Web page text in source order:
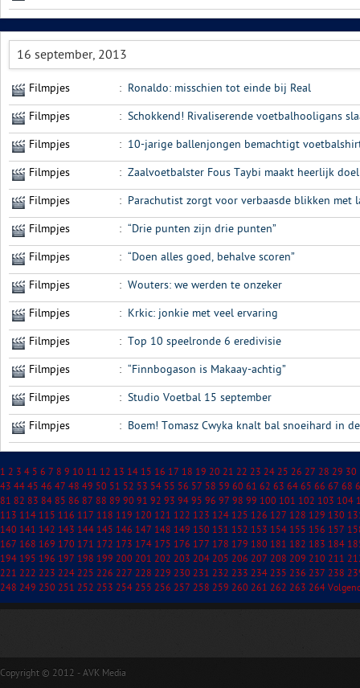
16 september, 2013
Filmpjes : Ronaldo: misschien tot einde bij Real
Filmpjes : Schokkend! Rivaliserende voetbalhooligans
Filmpjes : 10-jarige ballenjongen bemachtigt
Filmpjes : Zaalvoetbalster Fous Taybi maakt heerlijk
Filmpjes : Parachutist zorgt voor verbaasde blikken
Filmpjes : “Drie punten zijn drie punten”
Filmpjes : “Doen alles goed, behalve scoren”
Filmpjes : Wouters: we werden te onzeker
Filmpjes : Krkic: jonkie met veel ervaring
Filmpjes : Top 10 speelronde 6 eredivisie
Filmpjes : “Finnbogason is Makaay-achtig”
Filmpjes : Studio Voetbal 15 september
Filmpjes : Boem! Tomasz Cwyka knalt bal snoeihard in
1 2 3 4 5 6 7 8 9 10 11 12 13 14 15 16 17 18 19 20 21 22 23 24 25 26 27 28 29 30
43 44 45 46 47 48 49 50 51 52 53 54 55 56 57 58 59 60 61 62 63 64 65 66 67 68
81 82 83 84 85 86 87 88 89 90 91 92 93 94 95 96 97 98 99 100 101 102 103 104
113 114 115 116 117 118 119 120 121 122 123 124 125 126 127 128 129 130
140 141 142 143 144 145 146 147 148 149 150 151 152 153 154 155 156 157
167 168 169 170 171 172 173 174 175 176 177 178 179 180 181 182 183 184
194 195 196 197 198 199 200 201 202 203 204 205 206 207 208 209 210 211
221 222 223 224 225 226 227 228 229 230 231 232 233 234 235 236 237 238
248 249 250 251 252 253 254 255 256 257 258 259 260 261 262 263 264
Copyright © 2012 - AVK Media